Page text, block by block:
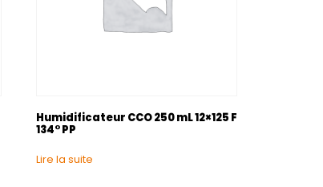
Humidificateur CCO 250 mL 12×125 F
134° PP
Lire la suite